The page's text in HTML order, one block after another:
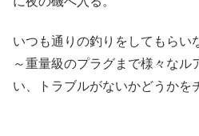
いつも通りの釣りをしてもらい
～重量級のプラグまで様々なル
い、トラブルがないかどうかを